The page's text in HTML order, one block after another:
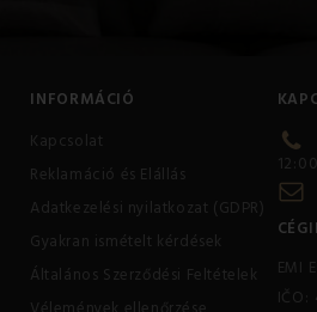
INFORMÁCIÓ
Kapcsolat
Reklamáció és Elállás
Adatkezelési nyilatkozat (GDPR)
Gyakran ismételt kérdések
Általános Szerződési Feltételek
EMI
IČO: